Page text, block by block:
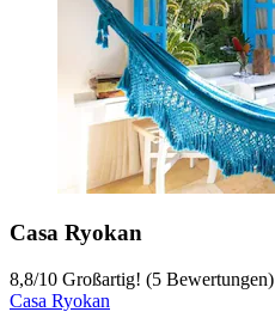
Casa Ryokan
8,8/10 Großartig! (5 Bewertungen)
Casa Ryokan